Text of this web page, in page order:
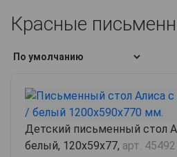
Красные
Детский письменный стол
белый, 120х59х77, арт. 45492